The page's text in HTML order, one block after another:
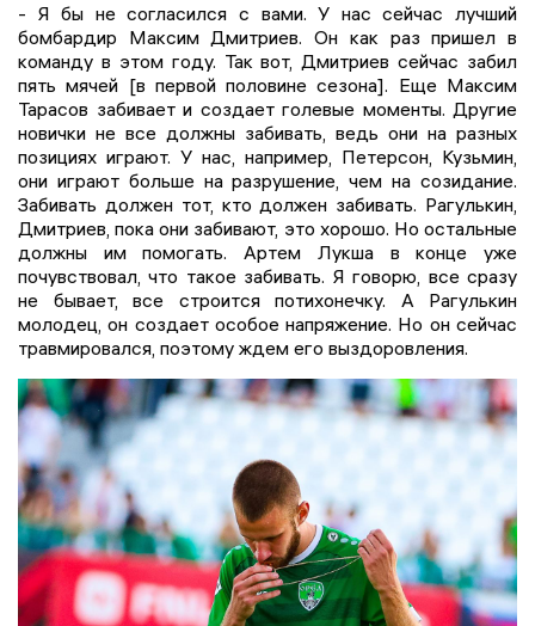
- Я бы не согласился с вами. У нас сейчас лучший
бомбардир Максим Дмитриев. Он как раз пришел в
команду в этом году. Так вот, Дмитриев сейчас забил
пять мячей [в первой половине сезона]. Еще Максим
Тарасов забивает и создает голевые моменты. Другие
новички не все должны забивать, ведь они на разных
позициях играют. У нас, например, Петерсон, Кузьмин,
они играют больше на разрушение, чем на созидание.
Забивать должен тот, кто должен забивать. Рагулькин,
Дмитриев, пока они забивают, это хорошо. Но остальные
должны им помогать. Артем Лукша в конце уже
почувствовал, что такое забивать. Я говорю, все сразу
не бывает, все строится потихонечку. А Рагулькин
молодец, он создает особое напряжение. Но он сейчас
травмировался, поэтому ждем его выздоровления.